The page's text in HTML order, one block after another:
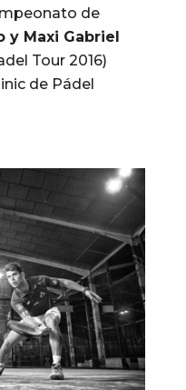
de
y Maxi Gabriel
Tour 2016)
de Pádel